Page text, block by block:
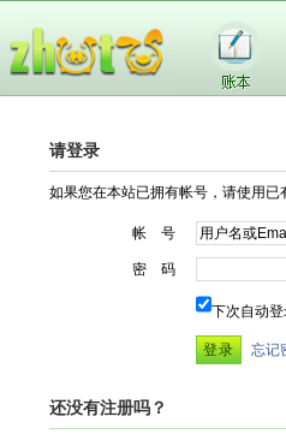
请登录
如果您在本站已拥有帐号，请使用
帐 号
密 码
下次自动
忘记
还没有注册吗？